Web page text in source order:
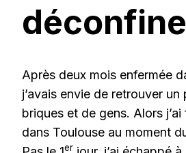
Après deux mois enfermée
j’avais envie de retrouver un
briques et de gens. Alors
dans Toulouse au moment
er